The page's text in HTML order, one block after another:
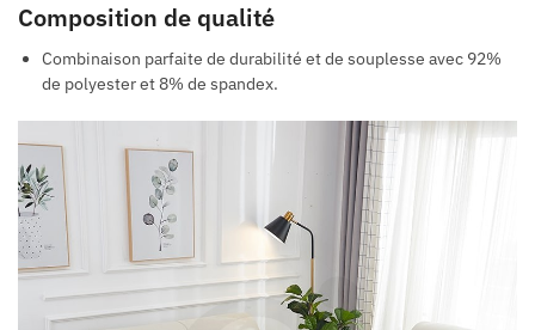
Composition de qualité
Combinaison parfaite de durabilité et de souplesse avec 92%
de polyester et 8% de spandex.